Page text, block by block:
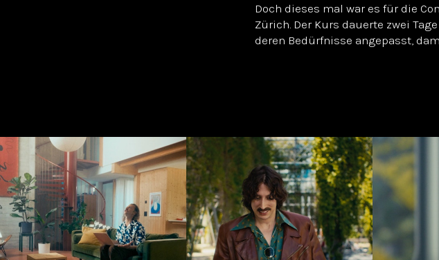
Doch dieses mal war es für die
Zürich. Der Kurs dauerte zwei
deren Bedürfnisse angepasst,